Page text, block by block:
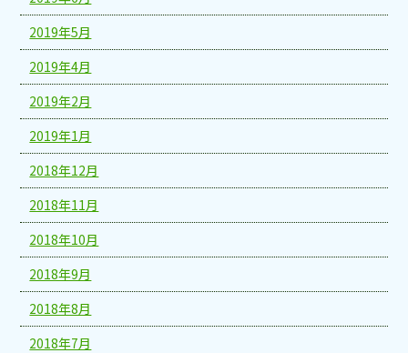
2019年5月
2019年4月
2019年2月
2019年1月
2018年12月
2018年11月
2018年10月
2018年9月
2018年8月
2018年7月